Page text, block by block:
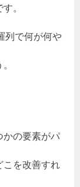
。
列で何が何や
かの要素がパ
こを改善すれ